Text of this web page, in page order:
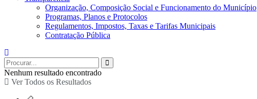
Organização, Composição Social e Funcionamento do Município
Programas, Planos e Protocolos
Regulamentos, Impostos, Taxas e Tarifas Municipais
Contratação Pública
Nenhum resultado encontrado
Ver Todos os Resultados